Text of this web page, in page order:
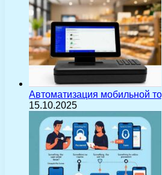
Автоматизация мобильной
15.10.2025